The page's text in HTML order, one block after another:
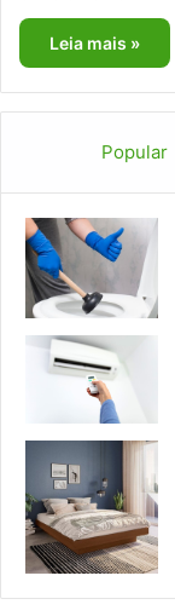
Leia mais »
Popular